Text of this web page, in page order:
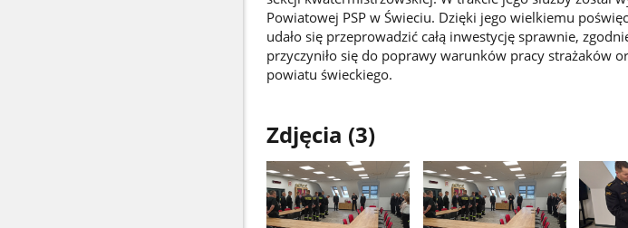
Powiatowej PSP w Świeciu. Dzięki jego wielkiemu
udało się przeprowadzić całą inwestycję sprawnie,
przyczyniło się do poprawy warunków pracy strażaków
powiatu świeckiego.
Zdjęcia (3)